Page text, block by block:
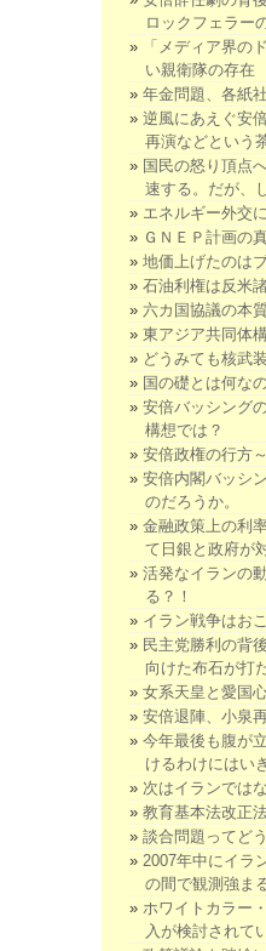
ロックフェラー
「メディア界の
い親衛隊の存在
年金問題、各紙
逆風にあえぐ安
再演などという
国民の怒り頂点
速する。だが、
エネルギー外交
ＧＮＥＰ計画の
地価上げたのは
石油利権は反米
六カ国協議の本
東アジア共同体
どうみても核武
国の礎とは何な
安倍バッシング
構想では？
安倍政権の行方
安倍内閣バッシ
のだろうか。
金融政策上の利
て日銀と政府が
活発なイランの
る？！
イラン戦争はお
民主党勝利の背
向けた布石が打
女系天皇と愛国
安倍退陣、小泉
今年最後も腹が
けるわけにはい
次はイランでは
教育基本法改正
談合問題ってど
2007年中にイラ
の間で観測強ま
ホワイトカラー
入が検討されて